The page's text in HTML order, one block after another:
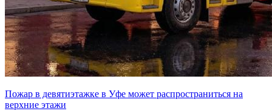
Пожар в девятиэтажке в Уфе может распространиться на
верхние этажи